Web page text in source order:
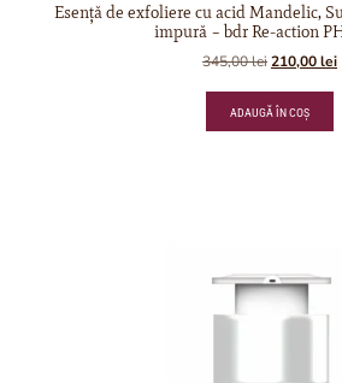
Esență de exfoliere cu acid Mandelic,
impură – bdr Re-action
345,00lei210,00lei
ADAUGĂ ÎN COȘ